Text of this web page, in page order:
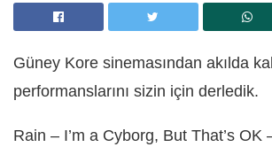
Güney Kore sinemasından akılda
performanslarını sizin için derledik.
Rain – I’m a Cyborg, But That’s OK